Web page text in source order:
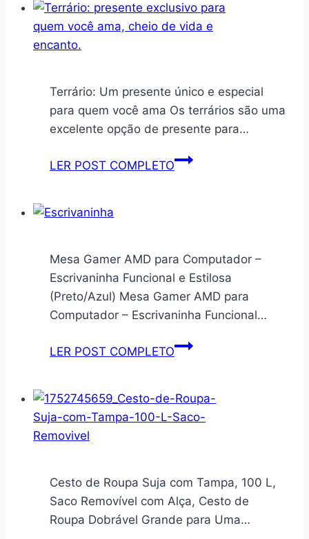
para
Tv
Polegadas
com
Sublime
220
Terrário: Um presente único e especial
para quem você ama Os terrários são uma
excelente opção de presente para…
LER POST COMPLETOTerrário:
você
ama,
cheio
de
e
Mesa Gamer AMD para Computador –
Escrivaninha Funcional e Estilosa
(Preto/Azul) Mesa Gamer AMD para
Computador – Escrivaninha Funcional…
LER POST COMPLETOMesa
para
Computador
Funcional
e
Estilosa
(Preto/Azul)
Cesto de Roupa Suja com Tampa, 100 L,
Saco Removível com Alça, Cesto de
Roupa Dobrável Grande para Uma…